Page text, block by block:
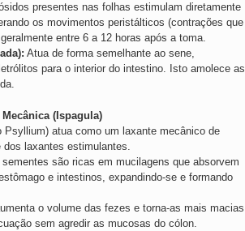
presentes nas folhas estimulam diretamente
os movimentos peristálticos (contrações que
entre 6 a 12 horas após a toma.
Atua de forma semelhante ao sene,
para o interior do intestino. Isto amolece as
(Ispagula)
atua como um laxante mecânico de
laxantes estimulantes.
são ricas em mucilagens que absorvem
e intestinos, expandindo-se e formando
o volume das fezes e torna-as mais macias,
sem agredir as mucosas do cólon.